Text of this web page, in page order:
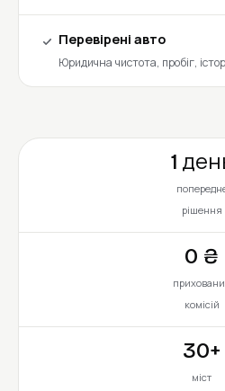
Перевірені авто
Юридична чистота, пробіг,
1
рішення
0 ₴
комісій
30+
міст